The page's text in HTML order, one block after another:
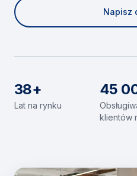
Napisz
38+
Lat na rynku
45
klientów